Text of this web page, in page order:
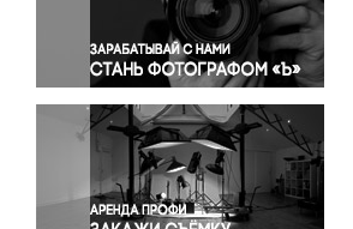
Правосудие
Происшествия и конфликты
Религия
Светская жизнь
Спорт
Экология
Экономика и бизнес